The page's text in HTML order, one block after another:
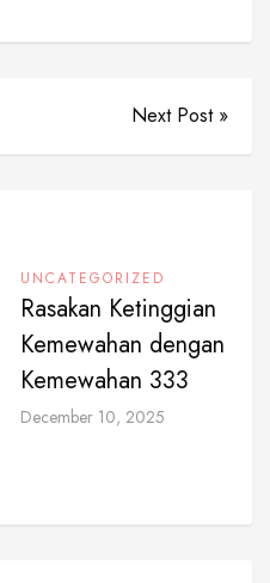
Next Post »
UNCATEGORIZED
Rasakan Ketinggian
Kemewahan dengan
Kemewahan 333
December 10, 2025